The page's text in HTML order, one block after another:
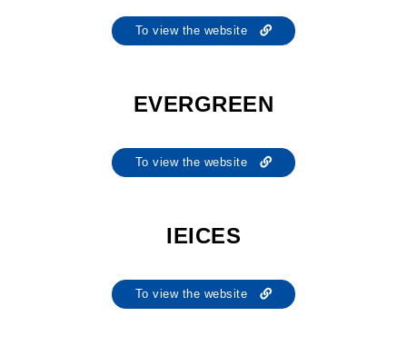
To view the website
EVERGREEN
To view the website
IEICES
To view the website